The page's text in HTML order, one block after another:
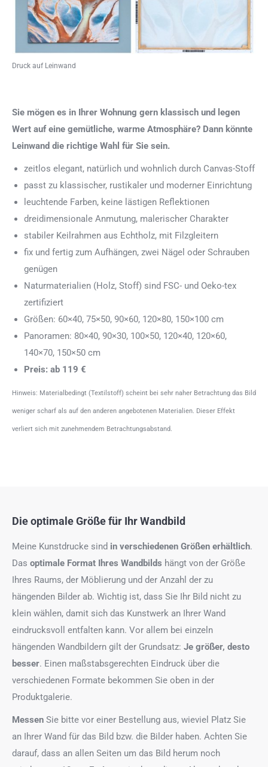
Druck auf Leinwand
Sie mögen es in Ihrer Wohnung gern klassisch und legen
Wert auf eine gemütliche, warme Atmosphäre? Dann könnte
Leinwand die richtige Wahl für Sie sein.
zeitlos elegant, natürlich und wohnlich durch Canvas-Stoff
passt zu klassischer, rustikaler und moderner Einrichtung
leuchtende Farben, keine lästigen Reflektionen
dreidimensionale Anmutung, malerischer Charakter
stabiler Keilrahmen aus Echtholz, mit Filzgleitern
fix und fertig zum Aufhängen, zwei Nägel oder Schrauben
genügen
Naturmaterialien (Holz, Stoff) sind FSC- und Oeko-tex
zertifiziert
Größen: 60×40, 75×50, 90×60, 120×80, 150×100 cm
Panoramen: 80×40, 90×30, 100×50, 120×40, 120×60,
140×70, 150×50 cm
Preis: ab 119 €
Hinweis: Materialbedingt (Textilstoff) scheint bei sehr naher Betrachtung das Bild
weniger scharf als auf den anderen angebotenen Materialien. Dieser Effekt
verliert sich mit zunehmendem Betrachtungsabstand.
Die optimale Größe für Ihr Wandbild
Meine Kunstdrucke sind in verschiedenen Größen erhältlich.
Das optimale Format Ihres Wandbilds hängt von der Größe
Ihres Raums, der Möblierung und der Anzahl der zu
hängenden Bilder ab. Wichtig ist, dass Sie Ihr Bild nicht zu
klein wählen, damit sich das Kunstwerk an Ihrer Wand
eindrucksvoll entfalten kann. Vor allem bei einzeln
hängenden Wandbildern gilt der Grundsatz: Je größer, desto
besser. Einen maßstabsgerechten Eindruck über die
verschiedenen Formate bekommen Sie oben in der
Produktgalerie.
Messen Sie bitte vor einer Bestellung aus, wieviel Platz Sie
an Ihrer Wand für das Bild bzw. die Bilder haben. Achten Sie
darauf, dass an allen Seiten um das Bild herum noch